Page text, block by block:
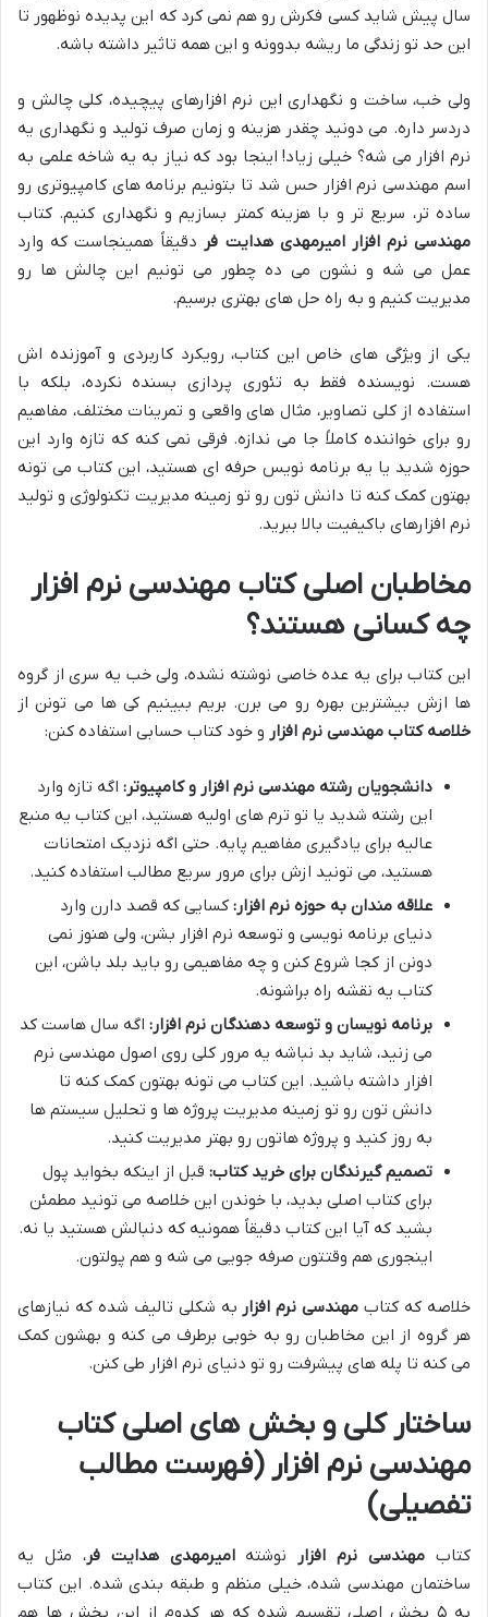
سال پیش شاید کسی فکرش رو هم نمی کرد که این پدیده نوظهور تا
این حد تو زندگی ما ریشه بدوونه و این همه تاثیر داشته باشه.
ولی خب، ساخت و نگهداری این نرم افزارهای پیچیده، کلی چالش و
دردسر داره. می دونید چقدر هزینه و زمان صرف تولید و نگهداری یه
نرم افزار می شه؟ خیلی زیاد! اینجا بود که نیاز به یه شاخه علمی به
اسم مهندسی نرم افزار حس شد تا بتونیم برنامه های کامپیوتری رو
ساده تر، سریع تر و با هزینه کمتر بسازیم و نگهداری کنیم. کتاب
مهندسی نرم افزار امیرمهدی هدایت فر دقیقاً همینجاست که وارد
عمل می شه و نشون می ده چطور می تونیم این چالش ها رو
مدیریت کنیم و به راه حل های بهتری برسیم.
یکی از ویژگی های خاص این کتاب، رویکرد کاربردی و آموزنده اش
هست. نویسنده فقط به تئوری پردازی بسنده نکرده، بلکه با
استفاده از کلی تصاویر، مثال های واقعی و تمرینات مختلف، مفاهیم
رو برای خواننده کاملاً جا می ندازه. فرقی نمی کنه که تازه وارد این
حوزه شدید یا یه برنامه نویس حرفه ای هستید، این کتاب می تونه
بهتون کمک کنه تا دانش تون رو تو زمینه مدیریت تکنولوژی و تولید
نرم افزارهای باکیفیت بالا ببرید.
مخاطبان اصلی کتاب مهندسی نرم افزار
چه کسانی هستند؟
این کتاب برای یه عده خاصی نوشته نشده، ولی خب یه سری از گروه
ها ازش بیشترین بهره رو می برن. بریم ببینیم کی ها می تونن از
خلاصه کتاب مهندسی نرم افزار و خود کتاب حسابی استفاده کنن:
دانشجویان رشته مهندسی نرم افزار و کامپیوتر: اگه تازه وارد
این رشته شدید یا تو ترم های اولیه هستید، این کتاب یه منبع
عالیه برای یادگیری مفاهیم پایه. حتی اگه نزدیک امتحانات
هستید، می تونید ازش برای مرور سریع مطالب استفاده کنید.
علاقه مندان به حوزه نرم افزار: کسایی که قصد دارن وارد
دنیای برنامه نویسی و توسعه نرم افزار بشن، ولی هنوز نمی
دونن از کجا شروع کنن و چه مفاهیمی رو باید بلد باشن، این
کتاب یه نقشه راه براشونه.
برنامه نویسان و توسعه دهندگان نرم افزار: اگه سال هاست کد
می زنید، شاید بد نباشه یه مرور کلی روی اصول مهندسی نرم
افزار داشته باشید. این کتاب می تونه بهتون کمک کنه تا
دانش تون رو تو زمینه مدیریت پروژه ها و تحلیل سیستم ها
به روز کنید و پروژه هاتون رو بهتر مدیریت کنید.
تصمیم گیرندگان برای خرید کتاب: قبل از اینکه بخواید پول
برای کتاب اصلی بدید، با خوندن این خلاصه می تونید مطمئن
بشید که آیا این کتاب دقیقاً همونیه که دنبالش هستید یا نه.
اینجوری هم وقتتون صرفه جویی می شه و هم پولتون.
خلاصه که کتاب مهندسی نرم افزار به شکلی تالیف شده که نیازهای
هر گروه از این مخاطبان رو به خوبی برطرف می کنه و بهشون کمک
می کنه تا پله های پیشرفت رو تو دنیای نرم افزار طی کنن.
ساختار کلی و بخش های اصلی کتاب
مهندسی نرم افزار (فهرست مطالب
تفصیلی)
کتاب مهندسی نرم افزار نوشتهامیرمهدی هدایت فر، مثل یه
ساختمان مهندسی شده، خیلی منظم و طبقه بندی شده. این کتاب
به ۵ بخش اصلی تقسیم شده که هر کدوم از این بخش ها هم